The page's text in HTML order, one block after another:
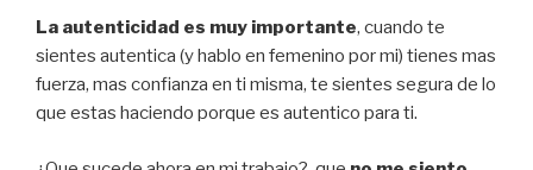
La autenticidad es muy importante, cuando te
sientes autentica (y hablo en femenino por mi) tienes mas
fuerza, mas confianza en ti misma, te sientes segura de lo
que estas haciendo porque es autentico para ti.